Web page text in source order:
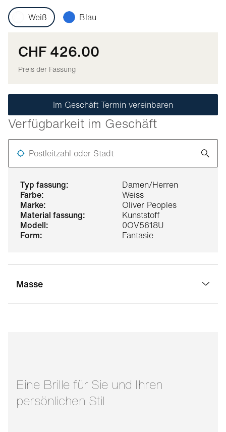
typ fassung:
Damen/Herren
farbe:
Weiss
marke:
Oliver Peoples
material fassung:
Kunststoff
modell:
0OV5618U
form:
Fantasie
Masse
Weiß Blau
CHF 426.00
Preis der Fassung
Im Geschäft Termin vereinbaren
Verfügbarkeit im Geschäft
Postleitzahl oder Stadt
Eine Brille für Sie und Ihren
persönlichen Stil